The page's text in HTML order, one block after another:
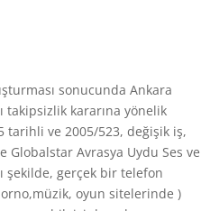
sonucunda Ankara
takipsizlik kararına yönelik
tarihli ve 2005/523, değişik iş,
Globalstar Avrasya Uydu Ses ve
şekilde, gerçek bir telefon
oyun sitelerinde )